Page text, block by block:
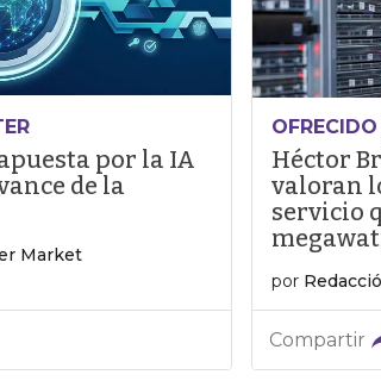
por la IA
de la
Market
Héctor
valoran
servicio
por
Compartir